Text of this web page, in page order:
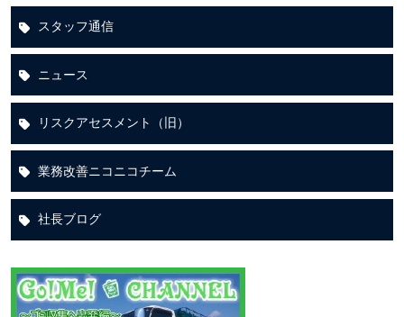
スタッフ通信
ニュース
リスクアセスメント（旧）
業務改善ニコニコチーム
社長ブログ